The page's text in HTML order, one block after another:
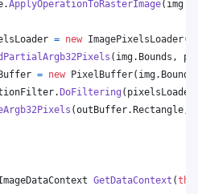
.ApplyOperationToRasterImage( img
= new ImagePixelsLoader(
( img. Bounds ,
= new PixelBuffer( img. Bounds
.DoFiltering ( pixelsLoader
(outBuffer.Rectangle
GetDataContext (